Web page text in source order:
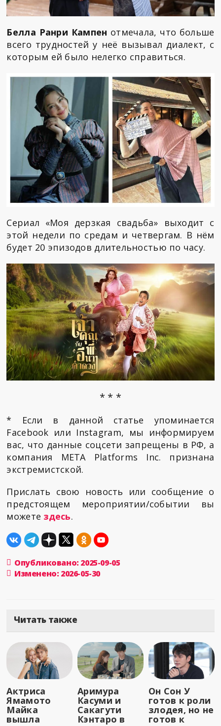
Белла Ранри Кампен отмечала, что больше
всего трудностей у неё вызывал диалект, с
которым ей было нелегко справиться.
Сериал «Моя дерзкая свадьба» выходит с
этой недели по средам и четвергам. В нём
будет 20 эпизодов длительностью по часу.
* * *
* Если в данной статье упоминается
Facebook или Instagram, мы информируем
вас, что данные соцсети запрещены в РФ, а
компания META Platforms Inc. признана
экстремистской.
Прислать свою новость или сообщение о
предстоящем мероприятии/событии вы
можете здесь.
Опубликовано: 2025-09-05
Изменено: 2026-05-30
Читать также
Актриса
Ямамото
Майка
вышла
Аримура
Касуми и
Сакагути
Кэнтаро в
Он Сон У
готов к роли
злодея, но не
готов к